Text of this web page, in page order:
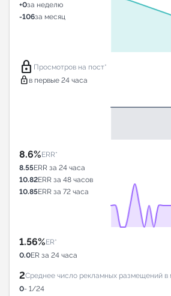
+0за неделю
-106за месяц
lock Просмотров на пост*
lock в первые 24 часа
8.6%ERR*
8.55ERR за 24 часа
10.82ERR за 48 часов
10.85ERR за 72 часа
1.56%ER*
0.0ER за 24 часа
2Среднее число рекламных размещений в
0- 1/24